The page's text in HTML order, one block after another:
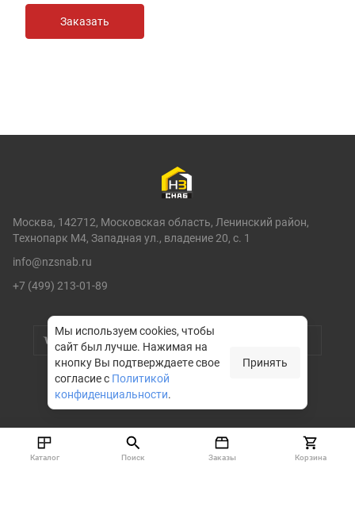
Москва, 142712, Московская область, Ленинский район,
Технопарк М4, Западная ул., владение 20, с. 1
info@nzsnab.ru
+7 (499) 213-01-89
Мы используем cookies, чтобы
сайт был лучше. Нажимая на
кнопку Вы подтверждаете свое
согласие с Политикой
конфиденциальности.
Принять
© НЗСНАБ 2004-2026
Каталог Поиск Заказы Корзина